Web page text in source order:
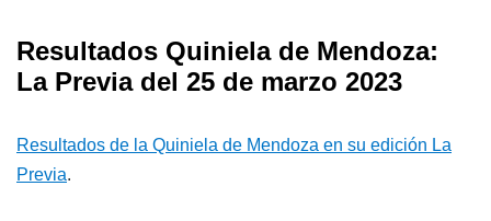
Resultados Quiniela de Mendoza:
La Previa del 25 de marzo 2023
Resultados de la Quiniela de Mendoza en su edición La
Previa.